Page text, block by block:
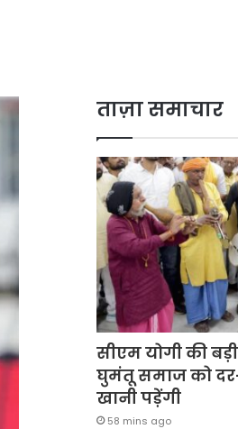
ताज़ा समाचार
सीएम योगी की
घुमंतू समाज को
खानी पड़ेंगी
58 mins ago